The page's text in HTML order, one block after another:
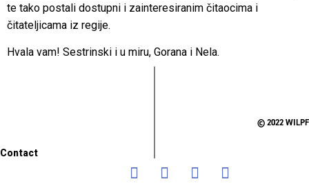
te tako postali dostupni i zainteresiranim čitaocima i
čitateljicama iz regije.
Hvala vam! Sestrinski i u miru, Gorana i Nela.
© 2022 WILPF
Contact